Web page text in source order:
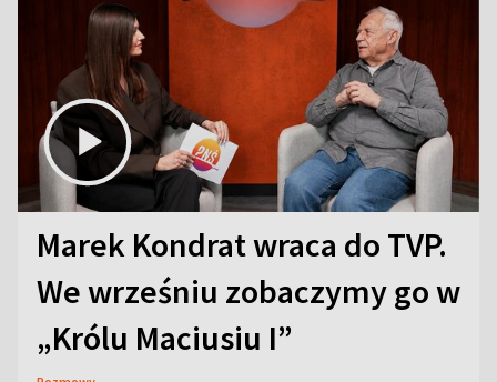
Marek Kondrat wraca do TVP.
We wrześniu zobaczymy go w
„Królu Maciusiu I”